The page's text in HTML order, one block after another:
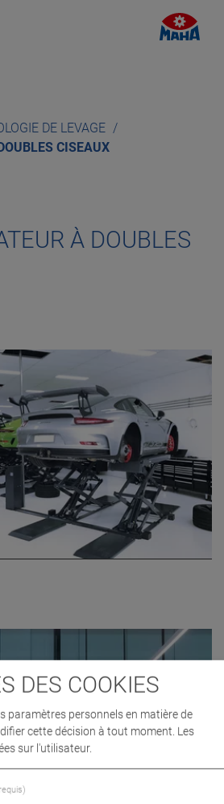
DE LEVAGE
CISEAUX
À DOUBLES
DES COOKIES
paramètres personnels en matière de
cette décision à tout moment. Les
sur l'utilisateur.